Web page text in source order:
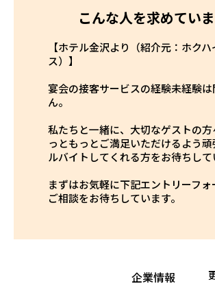
こんな人を求めてい
【ホテル金沢より（紹介元：ホク
ス）】
宴会の接客サービスの経験未経験は
ん。
私たちと一緒に、大切なゲストの方
っともっとご満足いただけるよう頑
ルバイトしてくれる方をお待ちして
まずはお気軽に下記エントリーフォ
ご相談をお待ちしています。
企業情報